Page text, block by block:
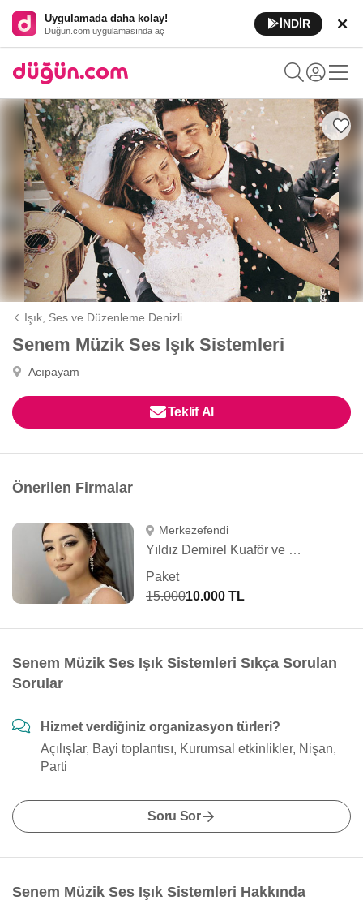
Uygulamada daha kolay!
Düğün.com uygulamasında aç
İNDİR
Işık, Ses ve Düzenleme Denizli
Senem Müzik Ses Işık Sistemleri
Acıpayam
Teklif Al
Önerilen Firmalar
Merkezefendi
Yıldız Demirel Kuaför ve Güzellik Salonu
Paket
15.00010.000 TL
Senem Müzik Ses Işık Sistemleri Sıkça Sorulan
Sorular
Hizmet verdiğiniz organizasyon türleri?
Açılışlar, Bayi toplantısı, Kurumsal etkinlikler, Nişan,
Parti
Soru Sor
Senem Müzik Ses Işık Sistemleri Hakkında